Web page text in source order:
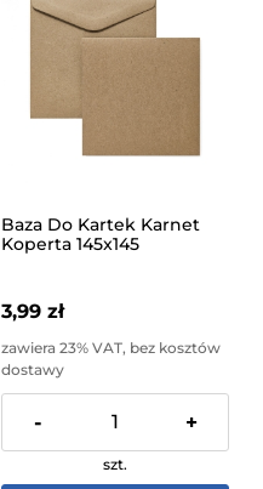
Baza Do Kartek Karnet
Koperta 145x145
3,99 zł
zawiera 23% VAT, bez kosztów
dostawy
- +
szt.